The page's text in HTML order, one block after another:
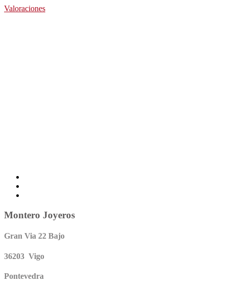
Valoraciones
Montero Joyeros
Gran Via 22 Bajo
36203 Vigo
Pontevedra